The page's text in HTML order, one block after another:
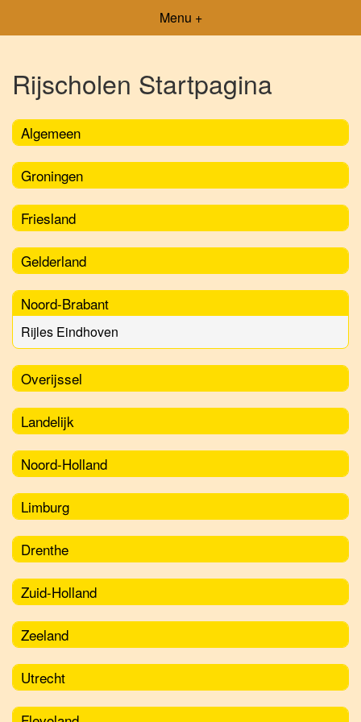
Menu +
Rijscholen Startpagina
Algemeen
Groningen
Friesland
Gelderland
Noord-Brabant
Rijles Eindhoven
Overijssel
Landelijk
Noord-Holland
Limburg
Drenthe
Zuid-Holland
Zeeland
Utrecht